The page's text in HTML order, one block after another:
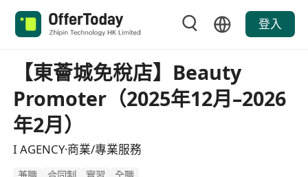
登入
【東薈城免稅店】Beauty
Promoter（2025年12月–2026
年2月）
I AGENCY·商業/專業服務